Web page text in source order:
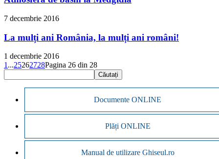
7 decembrie 2016
La mulți ani România, la mulți ani români!
1 decembrie 2016
1 ...25262728Pagina 26 din 28
Documente ONLINE
Plăți ONLINE
Manual de utilizare Ghiseul.ro